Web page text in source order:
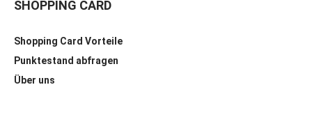
SHOPPING CARD
Shopping Card Vorteile
Punktestand abfragen
Über uns